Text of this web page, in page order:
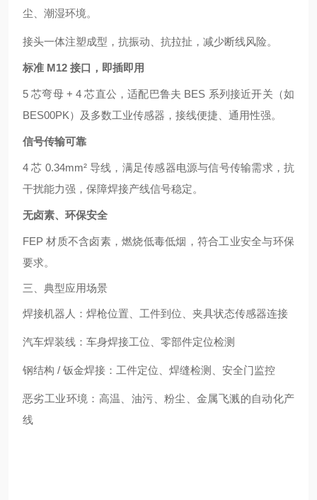
尘、潮湿环境。
接头一体注塑成型，抗振动、抗拉扯，减少断线风险。
标准 M12 接口，即插即用
5 芯弯母 + 4 芯直公，适配巴鲁夫 BES 系列接近开关（如
BES00PK）及多数工业传感器，接线便捷、通用性强。
信号传输可靠
4 芯 0.34mm² 导线，满足传感器电源与信号传输需求，抗
干扰能力强，保障焊接产线信号稳定。
无卤素、环保安全
FEP 材质不含卤素，燃烧低毒低烟，符合工业安全与环保
要求。
三、典型应用场景
焊接机器人：焊枪位置、工件到位、夹具状态传感器连接
汽车焊装线：车身焊接工位、零部件定位检测
钢结构 / 钣金焊接：工件定位、焊缝检测、安全门监控
恶劣工业环境：高温、油污、粉尘、金属飞溅的自动化产
线